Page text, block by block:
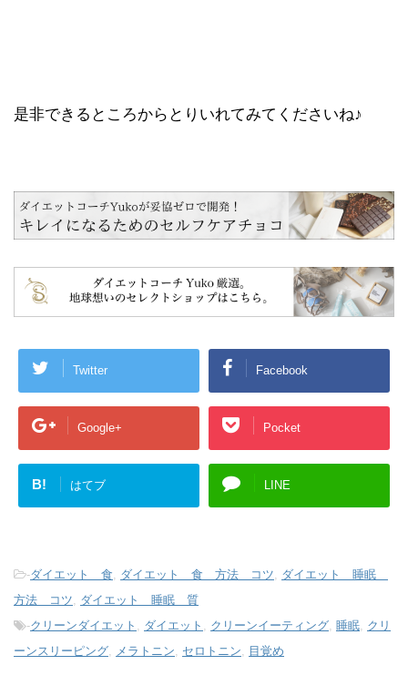
是非できるところからとりいれてみてくださいね♪
Twitter Facebook
Google+ Pocket
B! はてブ LINE
-ダイエット 食 ダイエット 食 方法 コツ
ダイエット 睡眠
方法 コツ
ダイエット 睡眠 質
-クリーンダイエット ダイエット クリーンイーティング 睡眠 クリ
ーンスリーピング
メラトニン セロトニン 目覚め